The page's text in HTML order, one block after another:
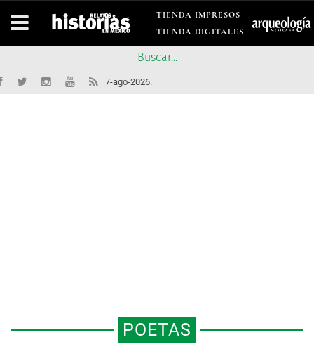
TIENDA IMPRESOS
TIENDA DIGITALES
7-ago-2026.
POETAS